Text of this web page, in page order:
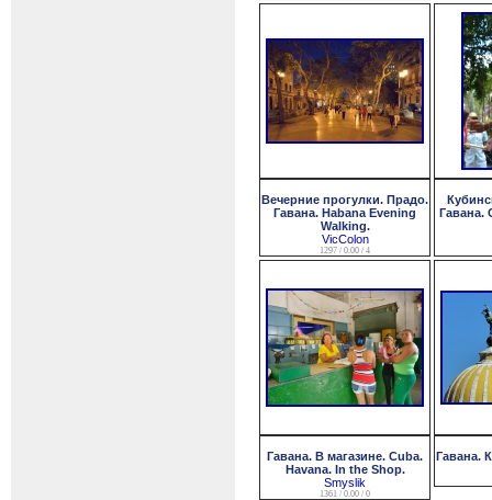
Вечерние прогулки. Прадо.
Гавана. Habana Evening
Walking.
VicColon
1297 / 0.00 / 4
Гавана.
Гавана. В магазине. Cuba.
Havana. In the Shop.
Smyslik
1361 / 0.00 / 0
Гавана.